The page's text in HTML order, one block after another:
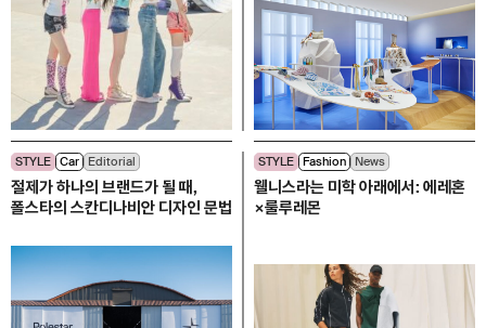
STYLE Car Editorial
절제가 하나의 브랜드가 될 때,
폴스타의 스칸디나비안 디자인 문법
STYLE Fashion News
웰니스라는 미학 아래에서: 에레혼
×룰루레몬